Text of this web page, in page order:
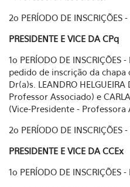
2o PERÍODO DE
PRESIDENTE E VICE DA CPq
1o PERÍODO DE
pedido de inscrição da chapa
Dr(a)s. LEANDRO
Professor Associado) e
(Vice-Presidente - Professora
2o PERÍODO DE
PRESIDENTE E VICE DA CCEx
1o PERÍODO DE